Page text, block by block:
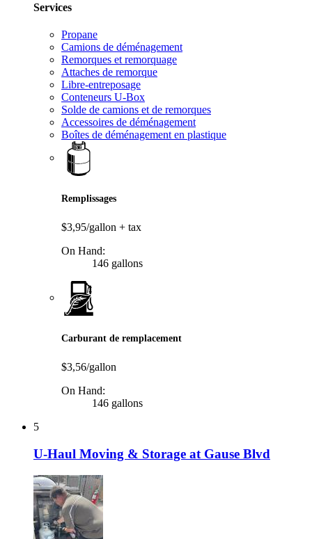
Services
Propane
Camions de déménagement
Remorques et remorquage
Attaches de remorque
Libre-entreposage
Conteneurs U-Box
Solde de camions et de remorques
Accessoires de déménagement
Boîtes de déménagement en plastique
Remplissages
$3,95/gallon + tax
On Hand:
146 gallons
Carburant de remplacement
$3,56/gallon
On Hand:
146 gallons
5
U-Haul Moving & Storage at Gause Blvd